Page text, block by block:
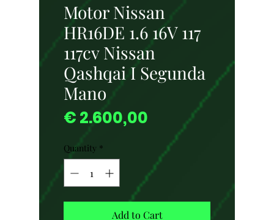
Motor Nissan
HR16DE 1.6 16V 117
117cv Nissan
Qashqai I Segunda
Mano
€ 2.600,00 Price
Quantity *
Add to Cart